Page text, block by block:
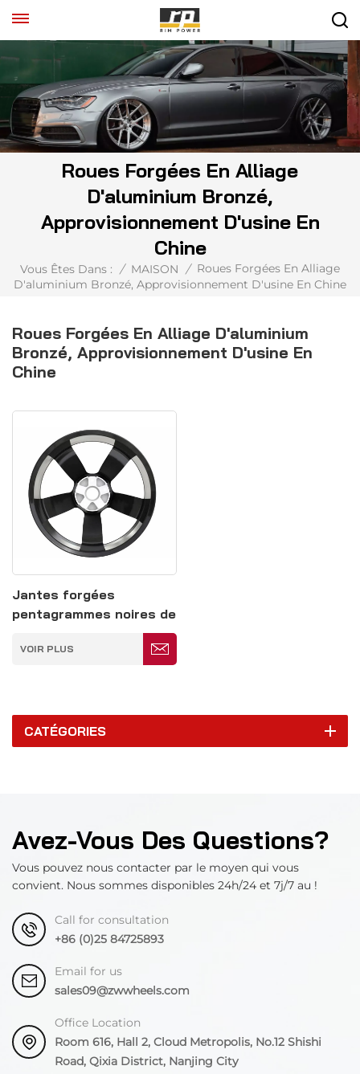
Roues Forgées En Alliage
D'aluminium Bronzé,
Approvisionnement D'usine En
Chine
Vous Êtes Dans : / MAISON / Roues Forgées En Alliage
D'aluminium Bronzé, Approvisionnement D'usine En Chine
Roues Forgées En Alliage D'aluminium
Bronzé, Approvisionnement D'usine En
Chine
Jantes forgées
pentagrammes noires de
21 pouces, entièrement
peintes, 5 x 120
VOIR PLUS
CATÉGORIES
Avez-Vous Des Questions?
Vous pouvez nous contacter par le moyen qui vous
convient. Nous sommes disponibles 24h/24 et 7j/7 au !
Call for consultation
+86 (0)25 84725893
Email for us
sales09@zwwheels.com
Office Location
Room 616, Hall 2, Cloud Metropolis, No.12 Shishi
Road, Qixia District, Nanjing City